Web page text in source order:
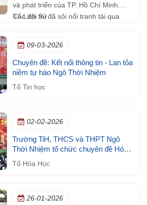
và phát triển của TP. Hồ Chí Minh.
Các đội thi đã sôi nổi tranh tài qua
thành phố.
Tổ Lịch Sử
09-03-2026
Chuyên đề: Kết nối thông tin - Lan tỏa
niềm tự hào Ngô Thời Nhiệm
Tổ Tin học
02-02-2026
Trường TiH, THCS và THPT Ngô
Thời Nhiệm tổ chức chuyên đề Hóa
học trong đời sống
Tổ Hóa Học
26-01-2026